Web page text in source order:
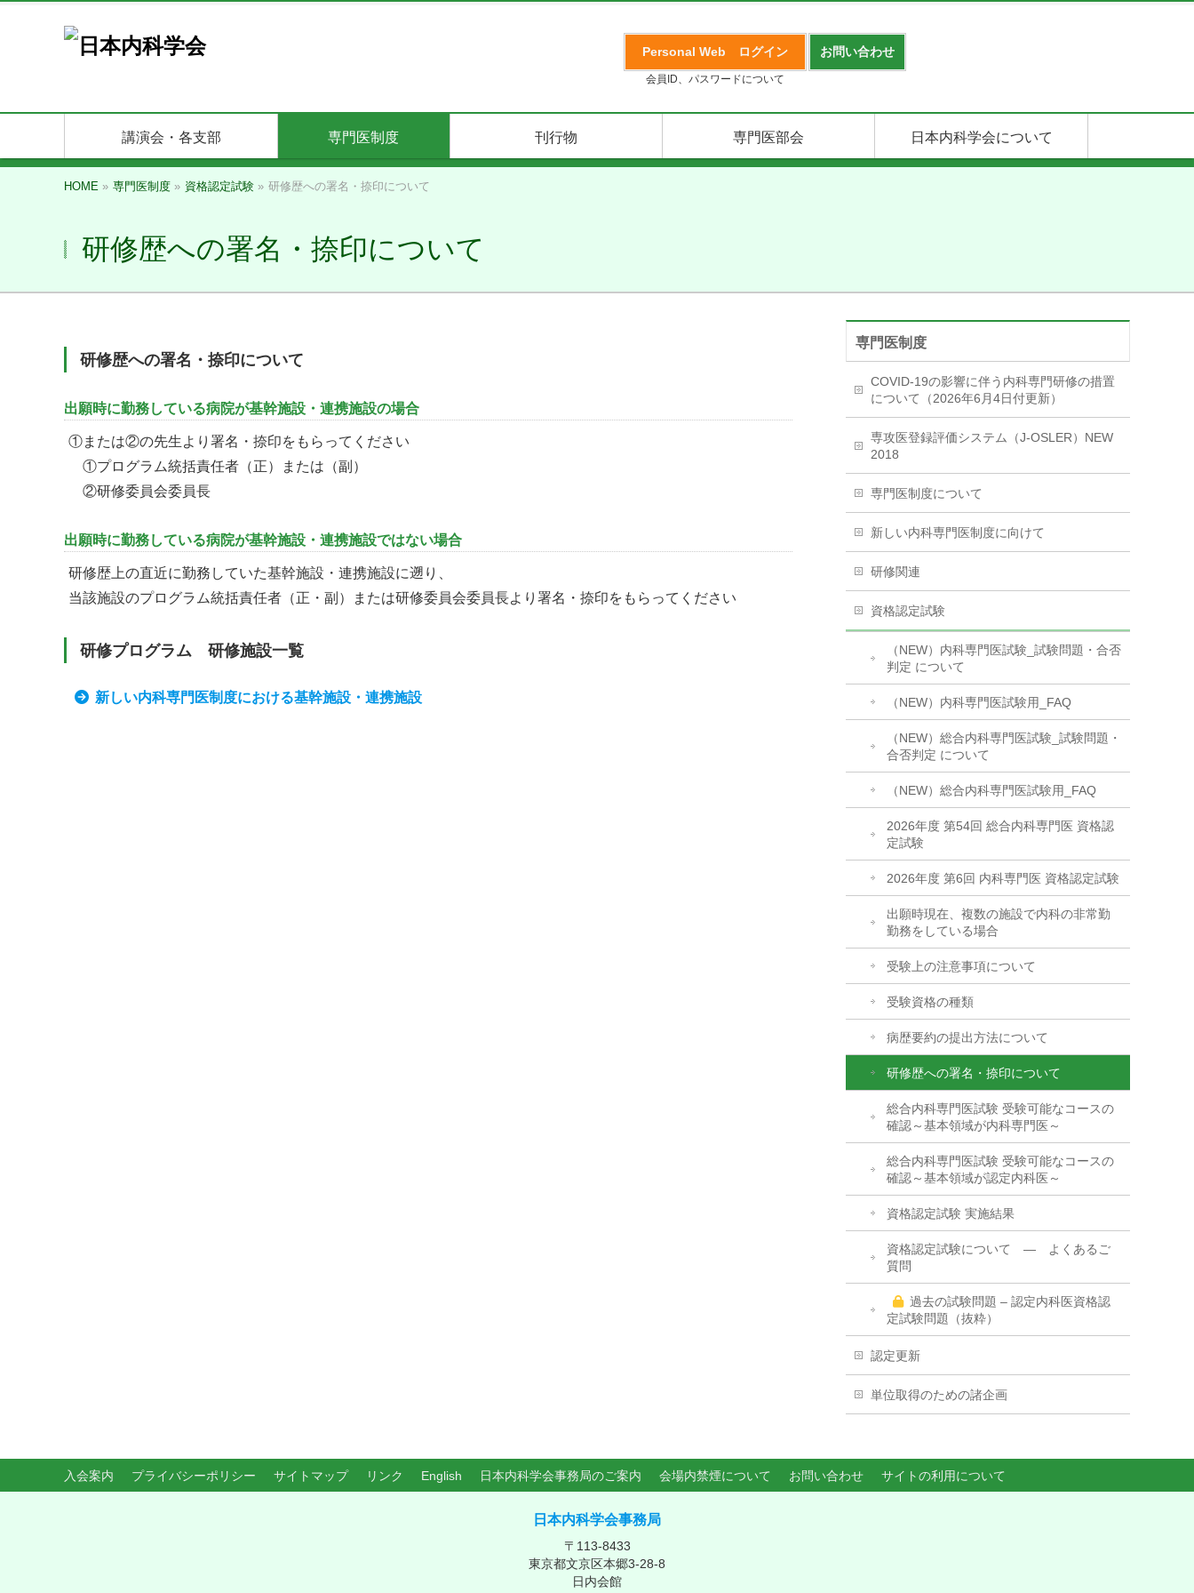
お問い合わせ
Personal Web ログイン
会員ID、パスワードについて
講演会・各支部 専門医制度 刊行物 専門医部会 日本内科学会について
HOME » 専門医制度 » 資格認定試験 » 研修歴への署名・捺印について
研修歴への署名・捺印について
研修歴への署名・捺印について
出願時に勤務している病院が基幹施設・連携施設の場合
①または②の先生より署名・捺印をもらってください
①プログラム統括責任者（正）または（副）
②研修委員会委員長
出願時に勤務している病院が基幹施設・連携施設ではない場合
研修歴上の直近に勤務していた基幹施設・連携施設に遡り、
当該施設のプログラム統括責任者（正・副）または研修委員会委員長より署名・捺印をもらってください
研修プログラム 研修施設一覧
新しい内科専門医制度における基幹施設・連携施設
専門医制度
COVID-19の影響に伴う内科専門研修の措置
について（2026年6月4日付更新）
専攻医登録評価システム（J-OSLER）NEW
2018
専門医制度について
新しい内科専門医制度に向けて
研修関連
資格認定試験
（NEW）内科専門医試験_試験問題・合否
判定 について
（NEW）内科専門医試験用_FAQ
（NEW）総合内科専門医試験_試験問題・
合否判定 について
（NEW）総合内科専門医試験用_FAQ
2026年度 第54回 総合内科専門医 資格認
定試験
2026年度 第6回 内科専門医 資格認定試験
出願時現在、複数の施設で内科の非常勤
勤務をしている場合
受験上の注意事項について
受験資格の種類
病歴要約の提出方法について
研修歴への署名・捺印について
総合内科専門医試験 受験可能なコースの
確認～基本領域が内科専門医～
総合内科専門医試験 受験可能なコースの
確認～基本領域が認定内科医～
資格認定試験 実施結果
資格認定試験について ― よくあるご
質問
過去の試験問題 – 認定内科医資格認
定試験問題（抜粋）
認定更新
単位取得のための諸企画
入会案内 プライバシーポリシー サイトマップ リンク English 日本内科学会事務局のご案内 会場内禁煙について お問い合わせ サイトの利用について
日本内科学会事務局
〒113-8433
東京都文京区本郷3-28-8
日内会館